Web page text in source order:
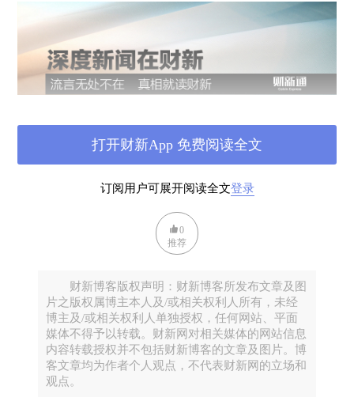
订阅用户可展开阅读全文登录
打开财新App 免费阅读全文
0
推荐
财新博客版权声明：财新博客所发布文章及图
片之版权属博主本人及/或相关权利人所有，未经
博主及/或相关权利人单独授权，任何网站、平面
媒体不得予以转载。财新网对相关媒体的网站信息
内容转载授权并不包括财新博客的文章及图片。博
客文章均为作者个人观点，不代表财新网的立场和
观点。